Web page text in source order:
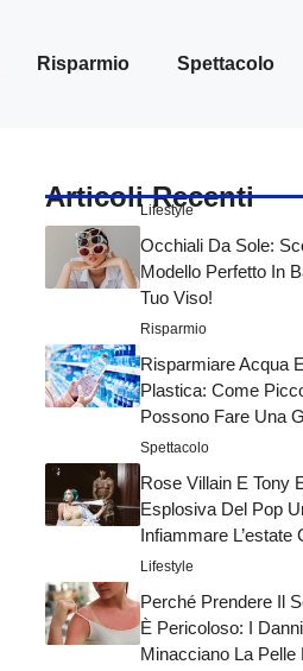
Risparmio Spettacolo
Articoli Recenti
Lifestyle
Occhiali Da Sole:
Modello Perfetto In
Tuo Viso!
Risparmio
Risparmiare Acqua
Plastica: Come
Possono Fare Una
Spettacolo
Rose Villain E Tony
Esplosiva Del Pop
Infiammare L’estate
Lifestyle
Perché Prendere Il
È Pericoloso: I
Minacciano La Pelle